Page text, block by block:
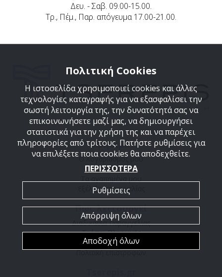
Δευ. - Σαβ. 09.00-15.00.
Τρ., Πέμ., Παρ. απόγευμα 17.00-21.00.
Χρήσιμα
Ο λογαριασμός μου
Το καλάθι μου
Εξέλιξη παραγγελίας
Πως λειτουργεί
Διαδικασία Παραγγελίας
Τρόποι Πληρωμής
Τρόποι Αποστολής
Πολιτική επιστροφών
Πολιτική Cookies
Η ιστοσελίδα χρησιμοποιεί cookies και άλλες
τεχνολογίες καταγραφής για να εξασφαλίσει την
σωστή λειτουργία της, την δυνατότητά σας να
επικοινωνήσετε μαζί μας, να δημιουργήσει
στατιστικά για την χρήση της και να παρέχει
πληροφορίες από τρίτους. Πατήστε ρυθμίσεις για
να επιλέξετε ποια cookies θα αποδεχθείτε.
ΠΕΡΙΣΣΟΤΕΡΑ
Ρυθμίσεις
Απόρριψη όλων
Αποδοχή όλων